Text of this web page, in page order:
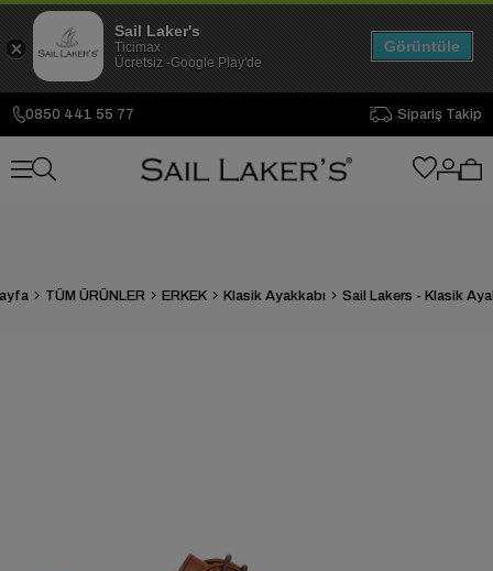
0850 441 55 77 Sipariş Takip
TÜM ÜRÜNLER ERKEK Klasik Ayakkabı Sail Lakers - Klasik
Sail Laker's
Ticimax
Ücretsiz -Google Play'de
Görüntüle